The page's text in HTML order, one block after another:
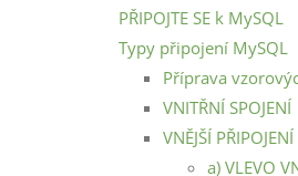
PŘIPOJTE SE k MySQL
Typy připojení MySQL
Příprava
VNITŘNÍ SPOJENÍ
VNĚJŠÍ PŘIPOJENÍ
a) VLEVO